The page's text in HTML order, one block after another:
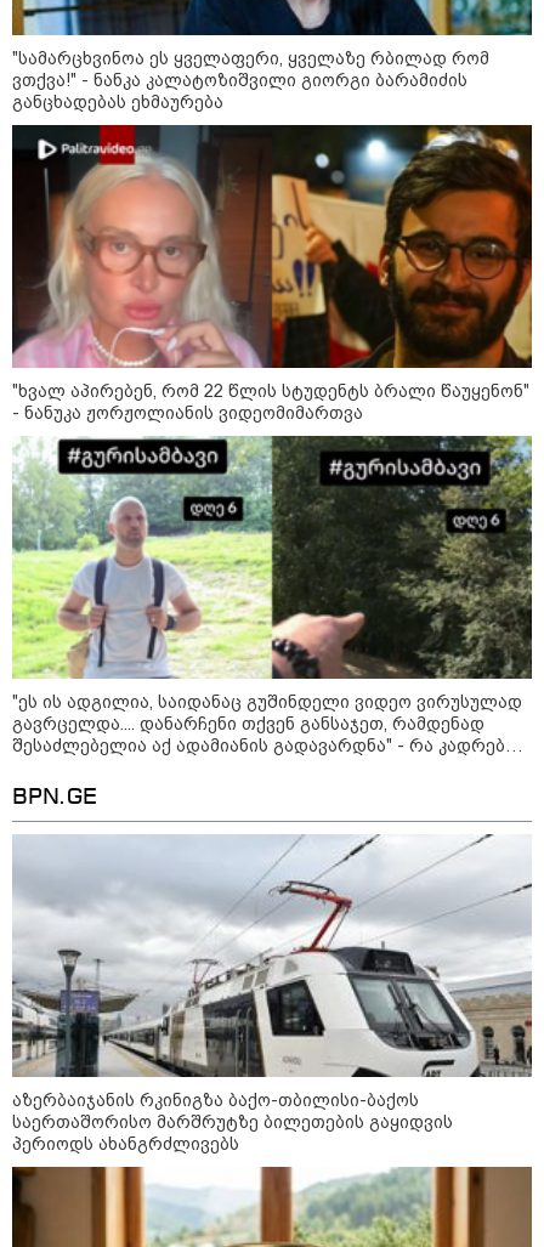
11:13 / 05-08-2026
Hisense წარმოგიდგენთ გზავნილს "ინოვაციები
უკეთესი ცხოვრებისათვის" FIFA-ს 2026 წლის
მსოფლიო ჩემპიონატზე™
15:49 / 06-08-2026
შეიძინე ალდაგის სამოგზაურო დაზღვევა და
მიიღე გაორმაგებული ინტერნეტი
საზოგადოება
11:36 / 08-08-2026
წელიწადნახევარში საქართველოში 164
ადამიანი დაიკარგა - 57 პირს ამ დრომდე
ეძებენ
"სა­მარ­ცხვი­ნოა ეს ყვე­ლა­ფე­რი, ყვე­ლა­ზე რბი­ლად რომ
ვთქვა!" - ნანკა კალატოზიშვილი გიორგი ბარამიძის
განცხადებას ეხმაურება
"ხვალ აპირებენ, რომ 22 წლის სტუდენტს ბრალი წაუყენონ"
- ნანუკა ჟორჟოლიანის ვიდეომიმართვა
"ეს ის ადგილია, საიდანაც გუშინდელი ვიდეო ვირუსულად
გავრცელდა.... დანარჩენი თქვენ განსაჯეთ, რამდენად
შესაძლებელია აქ ადამიანის გადავარდნა" - რა კადრებს
გურამ დადიანიძე გაუჩინარდა?
BPN.GE
აზერბაიჯანის რკინიგზა ბაქო-თბილისი-ბაქოს
საერთაშორისო მარშრუტზე ბილეთების გაყიდვის
პერიოდს ახანგრძლივებს